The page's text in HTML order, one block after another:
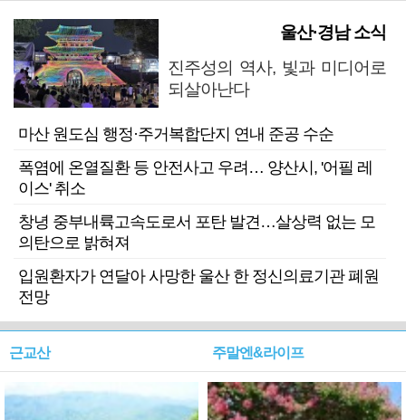
울산·경남 소식
진주성의 역사, 빛과 미디어로
되살아난다
마산 원도심 행정·주거복합단지 연내 준공 수순
폭염에 온열질환 등 안전사고 우려… 양산시, '어필 레
이스' 취소
창녕 중부내륙고속도로서 포탄 발견…살상력 없는 모
의탄으로 밝혀져
입원환자가 연달아 사망한 울산 한 정신의료기관 폐원
전망
근교산 주말엔&라이프